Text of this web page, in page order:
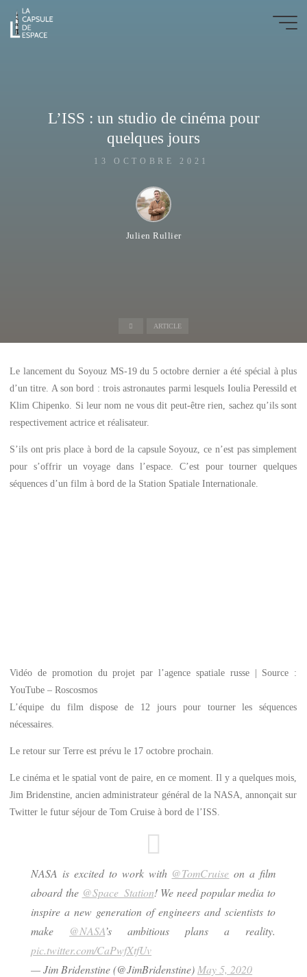
contenu
ARTICLES
|
L’ISS : un studio de cinéma pour
quelques jours
13 OCTOBRE 2021
Julien Rullier
AccueilARTICLE
Le lancement du Soyouz MS-19 du 5 octobre dernier a été spécial à plus
d’un titre. A son bord : trois astronautes parmi lesquels Ioulia Peressild et
Klim Chipenko. Si leur nom ne vous dit peut-être rien, sachez qu’ils sont
respectivement actrice et réalisateur.
S’ils ont pris place à bord de la capsule Soyouz, ce n’est pas simplement
pour s’offrir un voyage dans l’espace. C’est pour tourner quelques
séquences d’un film à bord de la Station Spatiale Internationale.
Vidéo de promotion du projet par l’agence spatiale russe | Source :
YouTube – Roscosmos
L’équipe du film dispose de 12 jours pour tourner les séquences
nécessaires.
Le retour sur Terre est prévu le 17 octobre prochain.
Le cinéma et le spatial vont de paire, en ce moment. Il y a quelques mois,
Jim Bridenstine, ancien administrateur général de la NASA, annonçait sur
Twitter le futur séjour de Tom Cruise à bord de l’ISS.
NASA is excited to work with @TomCruise on a film
aboard the @Space_Station! We need popular media to
inspire a new generation of engineers and scientists to
make @NASA’s ambitious plans a reality.
pic.twitter.com/CaPwfXtfUv
— Jim Bridenstine (@JimBridenstine) May 5, 2020